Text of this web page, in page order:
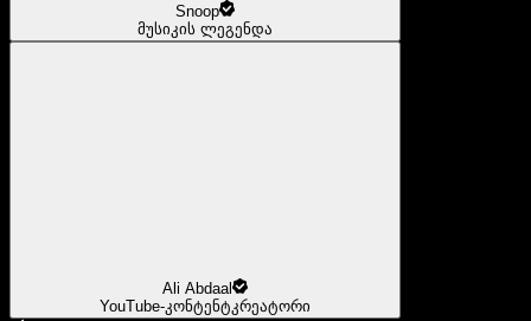
Snoop
მუსიკის ლეგენდა
Ali Abdaal
YouTube-კონტენტკრეატორი